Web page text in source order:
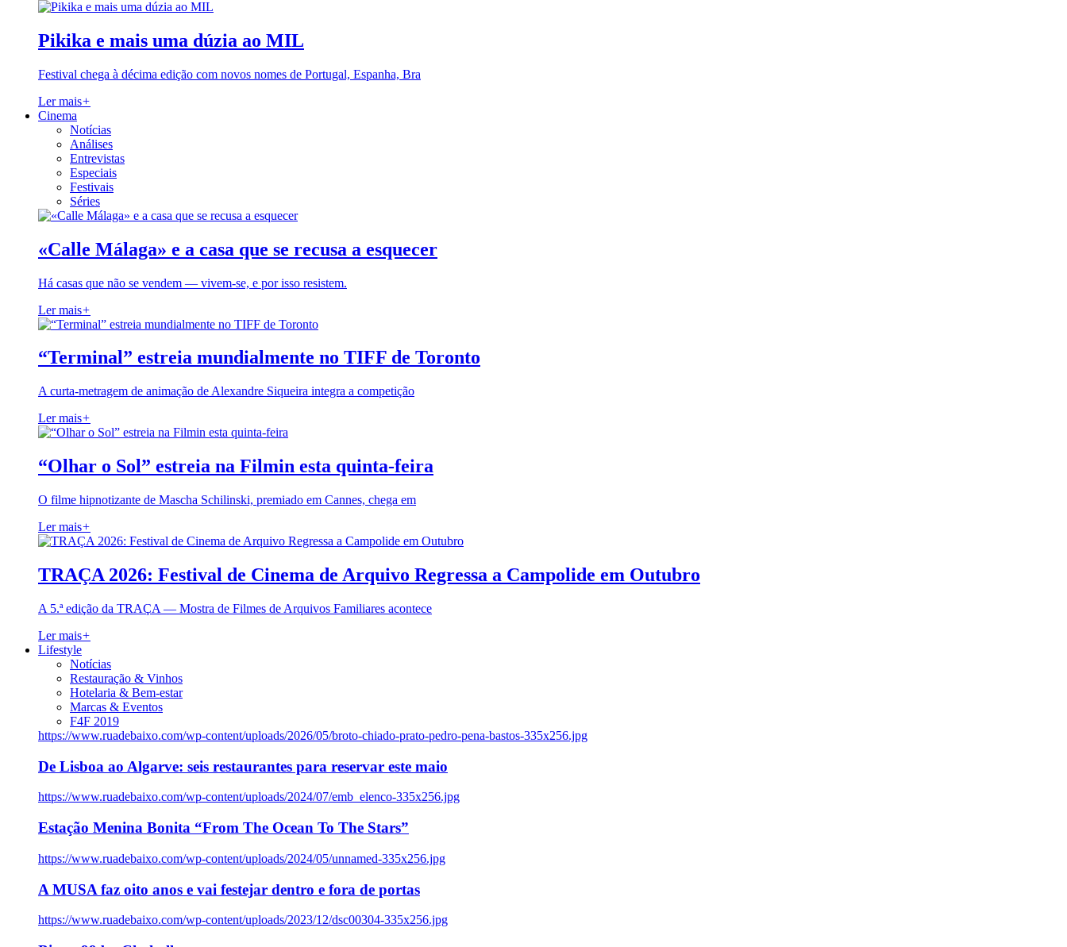
Pikika e mais uma dúzia ao MIL
Festival chega à décima edição com novos nomes de Portugal, Espanha, Bra
Ler mais+
Cinema
Notícias
Análises
Entrevistas
Especiais
Festivais
Séries
«Calle Málaga» e a casa que se recusa a esquecer
Há casas que não se vendem — vivem-se, e por isso resistem.
Ler mais+
“Terminal” estreia mundialmente no TIFF de Toronto
A curta-metragem de animação de Alexandre Siqueira integra a competição
Ler mais+
“Olhar o Sol” estreia na Filmin esta quinta-feira
O filme hipnotizante de Mascha Schilinski, premiado em Cannes, chega em
Ler mais+
TRAÇA 2026: Festival de Cinema de Arquivo Regressa a Campolide em Outubro
A 5.ª edição da TRAÇA — Mostra de Filmes de Arquivos Familiares acontece
Ler mais+
Lifestyle
Notícias
Restauração & Vinhos
Hotelaria & Bem-estar
Marcas & Eventos
F4F 2019
https://www.ruadebaixo.com/wp-content/uploads/2026/05/broto-chiado-prato-pedro-pena-bastos-335x256.jpg
De Lisboa ao Algarve: seis restaurantes para reservar este maio
https://www.ruadebaixo.com/wp-content/uploads/2024/07/emb_elenco-335x256.jpg
Estação Menina Bonita “From The Ocean To The Stars”
https://www.ruadebaixo.com/wp-content/uploads/2024/05/unnamed-335x256.jpg
A MUSA faz oito anos e vai festejar dentro e fora de portas
https://www.ruadebaixo.com/wp-content/uploads/2023/12/dsc00304-335x256.jpg